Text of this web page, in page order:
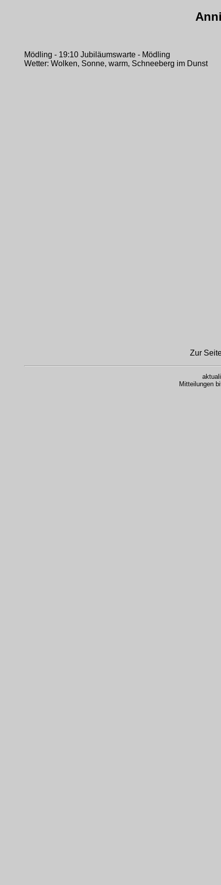
Mödling - 19:10 Jubiläumswarte - Mödling
Wetter: Wolken, Sonne, warm, Schneeberg im Dunst
Zur
Mitteilungen